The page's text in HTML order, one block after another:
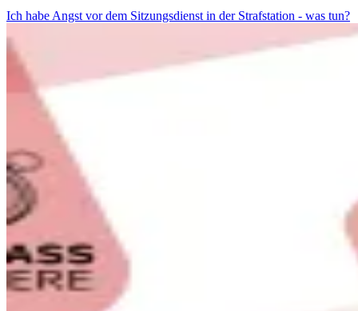
Ich habe Angst vor dem Sitzungsdienst in der Strafstation - was tun?